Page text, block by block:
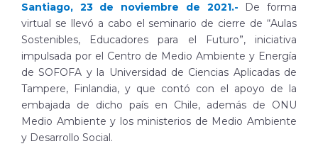
Santiago, 23 de noviembre de 2021.- De forma
virtual se llevó a cabo el seminario de cierre de “Aulas
Sostenibles, Educadores para el Futuro”, iniciativa
impulsada por el Centro de Medio Ambiente y Energía
de SOFOFA y la Universidad de Ciencias Aplicadas de
Tampere, Finlandia, y que contó con el apoyo de la
embajada de dicho país en Chile, además de ONU
Medio Ambiente y los ministerios de Medio Ambiente
y Desarrollo Social.